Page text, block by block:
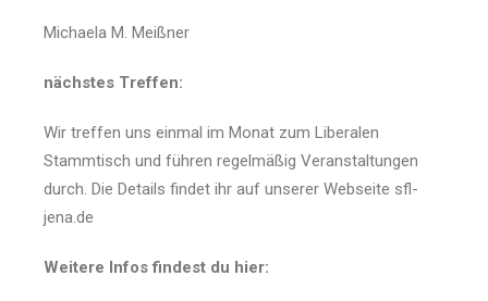
Michaela M. Meißner
nächstes Treffen:
Wir treffen uns einmal im Monat zum Liberalen
Stammtisch und führen regelmäßig Veranstaltungen
durch. Die Details findet ihr auf unserer Webseite sfl-
jena.de
Weitere Infos findest du hier: